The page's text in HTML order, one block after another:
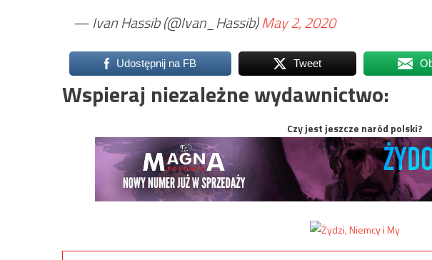
— Ivan Hassib (@Ivan_Hassib)May 2, 2020
Udostępnij na FB Tweet
Wspieraj niezależne wydawnictwo:
Czy jest jeszcze naród polski?